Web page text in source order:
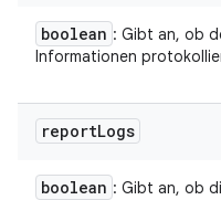
boolean : Gibt an, ob
Informationen
reportLogs
boolean : Gibt an, ob